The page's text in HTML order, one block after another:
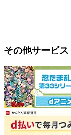
その他サービス